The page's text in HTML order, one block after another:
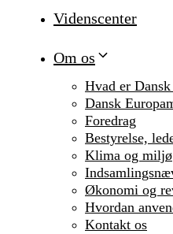
Videnscenter
Om os
Hvad er
Dansk
Foredrag
Bestyrelse,
Klima og miljø
Økonomi og
Hvordan
Kontakt os